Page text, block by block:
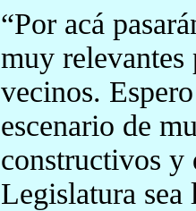
“Por acá
muy relevantes
vecinos.
escenario de
constructivos y
Legislatura sea